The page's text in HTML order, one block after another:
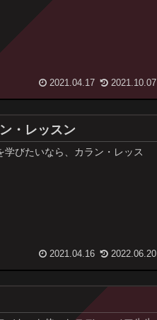
2021.04.17 2021.10.07
・レッスン
びたいなら、カラン・レッス
2021.04.16 2022.06.20